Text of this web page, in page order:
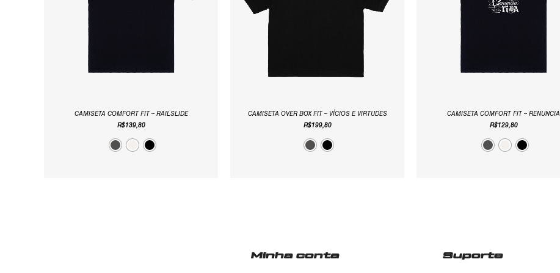
CAMISETA COMFORT FIT – RAILSLIDE
R$139,80
CAMISETA OVER BOX FIT – VÍCIOS E VIRTUDES
R$199,80
CAMISETA COMFORT FIT – RENUNCIA
R$129,80
Minha conta Suporte